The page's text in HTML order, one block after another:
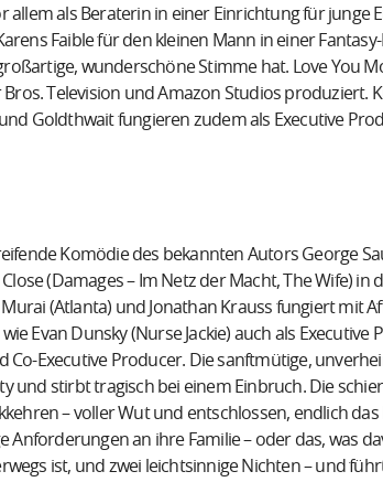
allem als Beraterin in einer Einrichtung für junge
Faible für den kleinen Mann in einer
wunderschöne Stimme hat. Love You
Television und Amazon Studios produziert.
Goldthwait fungieren zudem als Executive
Komödie des bekannten Autors George
(Damages – Im Netz der Macht, The Wife) in
(Atlanta) und Jonathan Krauss fungiert mit
Evan Dunsky (Nurse Jackie) auch als Executive
Co-Executive Producer. Die sanftmütige,
und stirbt tragisch bei einem Einbruch. Die
– voller Wut und entschlossen, endlich
Anforderungen an ihre Familie – oder das, was
ist, und zwei leichtsinnige Nichten – und